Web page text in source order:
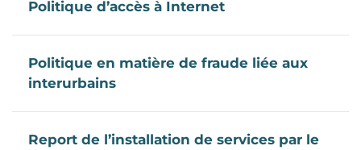
Politique d’accès à Internet
Politique en matière de fraude liée aux
interurbains
Report de l’installation de services par le